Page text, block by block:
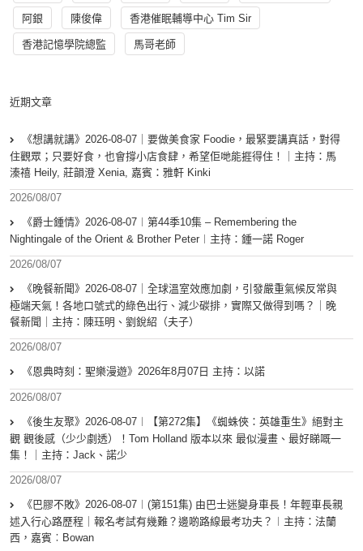
阿銀 陳俊偉 香港催眠輔導中心 Tim Sir
香港記憶學院總監 馬哥老師
近期文章
《想講就講》2026-08-07｜要做美食家 Foodie，最緊要講真話，對得
住觀眾；只要好食，也會撐小店食肆，希望佢哋能捱得住！｜主持：馬
溱禧 Heily, 莊韻澄 Xenia, 嘉賓：雅軒 Kinki
2026/08/07
《爵士鍾情》2026-08-07︱第44季10集 – Remembering the
Nightingale of the Orient & Brother Peter︱主持：鍾一諾 Roger
2026/08/07
《晚餐新聞》2026-08-07｜全球溫室效應加劇，引發嚴重氣候反常與
極端天氣！各地口號式的綠色出行、減少碳排，實際又做得到嗎？｜晚
餐新聞｜主持：陳珏明、劉銳紹（夫子）
2026/08/07
《恩典時刻：聖樂漫遊》2026年8月07日 主持：以諾
2026/08/07
《後生友聚》2026-08-07︱【第272集】《蜘蛛俠：英雄重生》絕對主
觀 觀後感（少少劇透）！Tom Holland 版本以來 最似漫畫、最好睇嘅一
集！｜主持：Jack、諾少
2026/08/07
《巴膠不敗》2026-08-07︱(第151集) 由巴士迷變身車長！年輕車長親
述入行心路歷程｜報名考試有幾難？邊啲路線最考功夫？︱主持：法蘭
西，嘉賓︰Bowan